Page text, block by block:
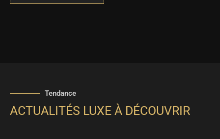
Tendance
ACTUALITÉS LUXE À DÉCOUVRIR